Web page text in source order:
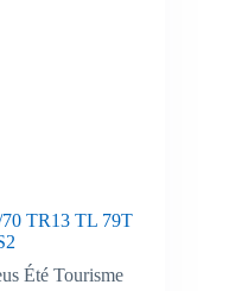
TR13 TL 79T
Été Tourisme